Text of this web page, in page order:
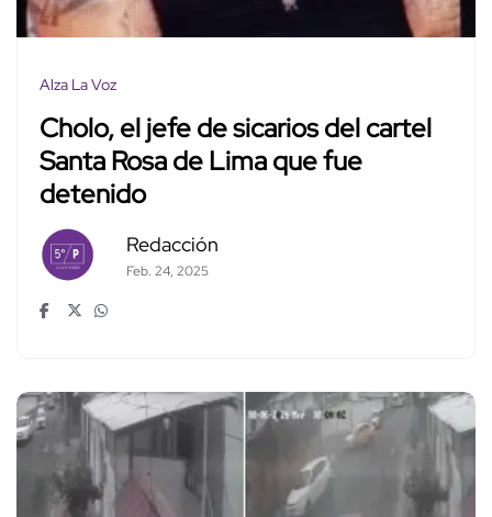
Alza La Voz
Cholo, el jefe de sicarios del cartel
Santa Rosa de Lima que fue
detenido
Redacción
Feb. 24, 2025